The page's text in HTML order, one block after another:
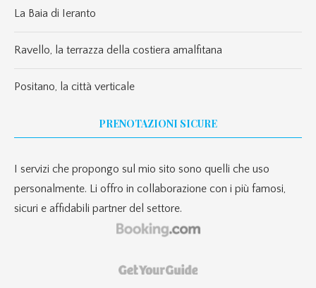
La Baia di Ieranto
Ravello, la terrazza della costiera amalfitana
Positano, la città verticale
PRENOTAZIONI SICURE
I servizi che propongo sul mio sito sono quelli che uso
personalmente. Li offro in collaborazione con i più famosi,
sicuri e affidabili partner del settore.